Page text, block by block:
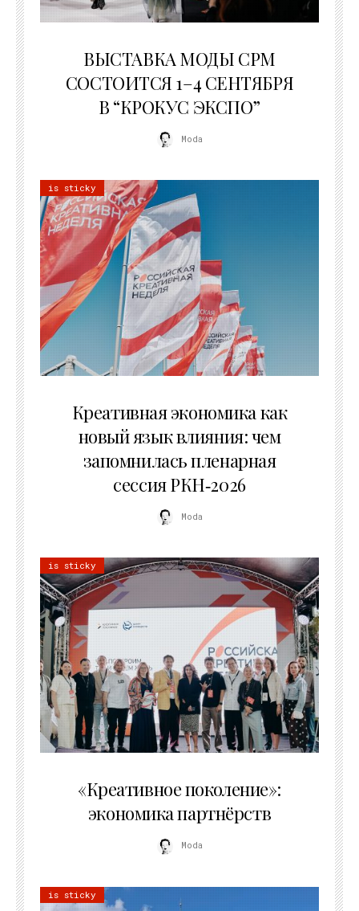
ВЫСТАВКА МОДЫ CPM
СОСТОИТСЯ 1–4 СЕНТЯБРЯ
В “КРОКУС ЭКСПО”
Moda
is sticky
Креативная экономика как
новый язык влияния: чем
запомнилась пленарная
сессия РКН‑2026
Moda
is sticky
«Креативное поколение»:
экономика партнёрств
Moda
is sticky